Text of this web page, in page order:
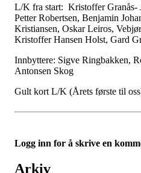
L/K fra start: Kristoffer Granås-
Petter Robertsen, Benjamin
Kristiansen, Oskar Leiros,
Kristoffer Hansen Holst, Gard
Innbyttere: Sigve Ringbakken,
Antonsen Skog
Gult kort L/K (Årets første til
Logg inn for å skrive en
Arkiv